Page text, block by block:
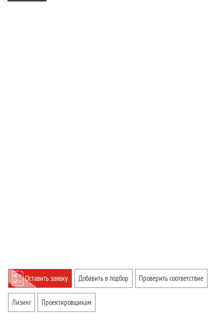
Оставить заявку Добавить в подбор Проверить соответствие
Лизинг Проектировщикам